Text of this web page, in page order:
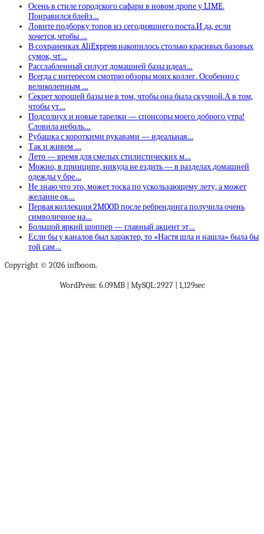
Осень в стиле городского сафари в новом дропе у LIME.
Понравился блейз…
Ловите подборку топов из сегодняшнего поста.И да, если
хочется, чтобы …
В сохраненках AliExpress накопилось столько красивых базовых
сумок, чт…
Расслабленный силуэт домашней базы идеал…
Всегда с интересом смотрю обзоры моих коллег. Особенно с
великолепным …
Секрет хорошей базы не в том, чтобы она была скучной.А в том,
чтобы ут…
Подсолнух и новые тарелки — спонсоры моего доброго утра!
Словила неболь…
Рубашка с короткими рукавами — идеальная…
Так и живем …
Лето — время для смелых стилистических м…
Можно, в принципе, никуда не ездить — в разделах домашней
одежды у бре…
Не знаю что это, может тоска по ускользающему лету, а может
желание ок…
Первая коллекция 2MOOD после ребрендинга получила очень
символичное на…
Большой яркий шоппер — главный акцент эт…
Если бы у каналов был характер, то «Настя шла и нашла» была бы
той сам…
Copyright © 2026 infboom.
WordPress: 6.09MB | MySQL:2927 | 1,129sec